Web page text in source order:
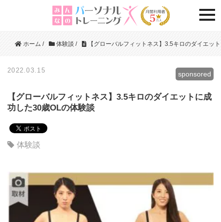
ホーム / 体験談 / 【グローバルフィットネス】3.5キロのダイエッ
sponsored
2022.03.15
【グローバルフィットネス】3.5キロのダイエットに成
功した30歳OLの体験談
体験談